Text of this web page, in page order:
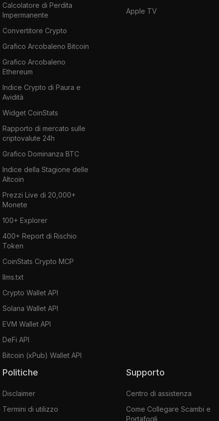
Calcolatore di Perdita
Impermanente
Convertitore Crypto
Grafico Arcobaleno Bitcoin
Grafico Arcobaleno
Ethereum
Indice Crypto di Paura e
Avidità
Widget CoinStats
Rapporto di mercato sulle
criptovalute 24h
Grafico Dominanza BTC
Indice della Stagione delle
Altcoin
Prezzi Live di 20,000+
Monete
100+ Explorer
400+ Report di Rischio
Token
CoinStats Crypto MCP
llms.txt
Crypto Wallet API
Solana Wallet API
EVM Wallet API
DeFi API
Bitcoin (xPub) Wallet API
Apple TV
Politiche
Disclaimer
Termini di utilizzo
Supporto
Centro di assistenza
Come Collegare Scambi e
Portafogli